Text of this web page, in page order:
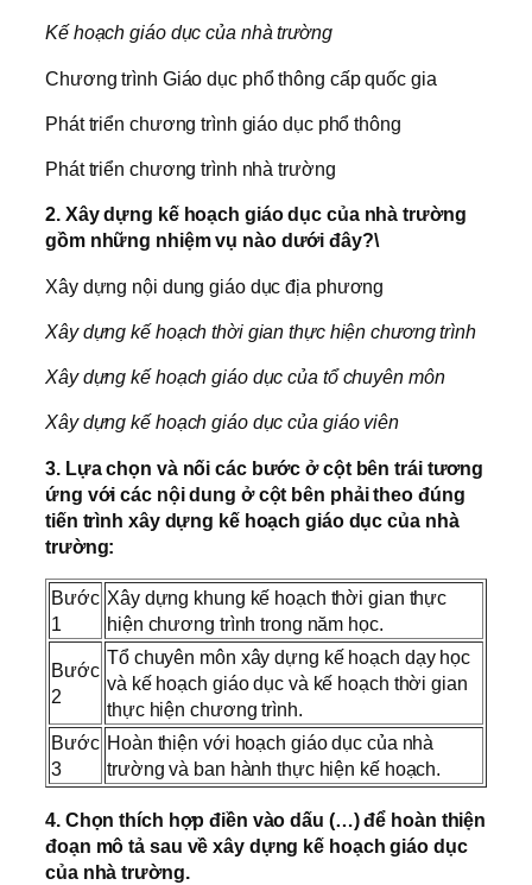
Kế hoạch giáo dục của nhà trường
Chương trình Giáo dục phổ thông cấp quốc gia
Phát triển chương trình giáo dục phổ thông
Phát triển chương trình nhà trường
2. Xây dựng kế hoạch giáo dục của nhà trường
gồm những nhiệm vụ nào dưới đây?\
Xây dựng nội dung giáo dục địa phương
Xây dựng kế hoạch thời gian thực hiện chương trình
Xây dựng kế hoạch giáo dục của tổ chuyên môn
Xây dựng kế hoạch giáo dục của giáo viên
3. Lựa chọn và nối các bước ở cột bên trái tương
ứng với các nội dung ở cột bên phải theo đúng
tiến trình xây dựng kế hoạch giáo dục của nhà
trường:
Bước
1
Xây dựng khung kế hoạch thời gian thực
hiện chương trình trong năm học.
Bước
2
Tổ chuyên môn xây dựng kế hoạch dạy học
và kế hoạch giáo dục và kế hoạch thời gian
thực hiện chương trình.
Bước
3
Hoàn thiện với hoạch giáo dục của nhà
trường và ban hành thực hiện kế hoạch.
4. Chọn thích hợp điền vào dấu (…) để hoàn thiện
đoạn mô tả sau về xây dựng kế hoạch giáo dục
của nhà trường.